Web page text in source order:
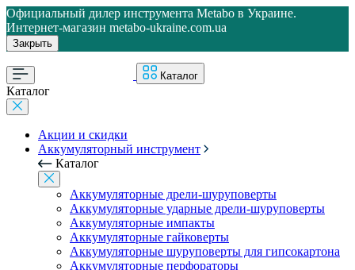
Официальный дилер инструмента Metabo в Украине.
Интернет-магазин metabo-ukraine.com.ua
Закрыть
Каталог
Каталог
Акции и скидки
Аккумуляторный инструмент
Каталог
Аккумуляторные дрели-шуруповерты
Аккумуляторные ударные дрели-шуруповерты
Аккумуляторные импакты
Аккумуляторные гайковерты
Аккумуляторные шуруповерты для гипсокартона
Аккумуляторные перфораторы